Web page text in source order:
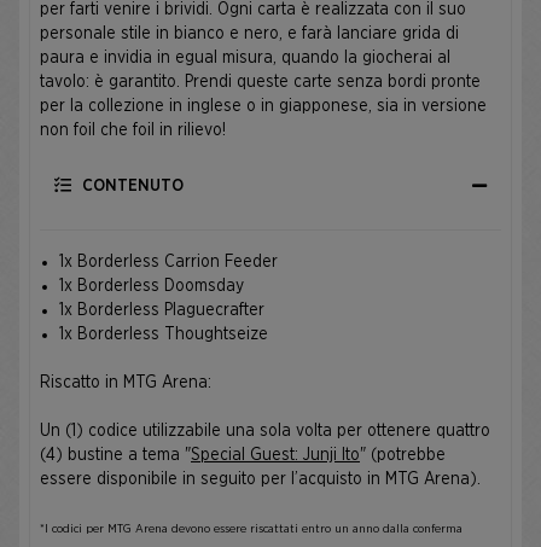
per farti venire i brividi. Ogni carta è realizzata con il suo
personale stile in bianco e nero, e farà lanciare grida di
paura e invidia in egual misura, quando la giocherai al
tavolo: è garantito. Prendi queste carte senza bordi pronte
per la collezione in inglese o in giapponese, sia in versione
non foil che foil in rilievo!
CONTENUTO
1x Borderless Carrion Feeder
1x Borderless Doomsday
1x Borderless Plaguecrafter
1x Borderless Thoughtseize
Riscatto in MTG Arena:
Un (1) codice utilizzabile una sola volta per ottenere quattro
(4) bustine a tema "Special Guest: Junji Ito" (potrebbe
essere disponibile in seguito per l’acquisto in MTG Arena).
*I codici per MTG Arena devono essere riscattati entro un anno dalla conferma